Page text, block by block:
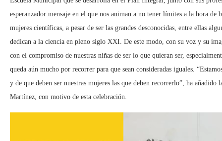
esperanzador mensaje en el que nos animan a no tener límites a la hora de
mujeres científicas, a pesar de ser las grandes desconocidas, entre ellas
dedican a la ciencia en pleno siglo XXI. De este modo, con su voz y su
con el compromiso de nuestras niñas de ser lo que quieran ser,
queda aún mucho por recorrer para que sean consideradas iguales.
y de que deben ser nuestras mujeres las que deben recorrerlo”, ha
Martínez, con motivo de esta celebración.